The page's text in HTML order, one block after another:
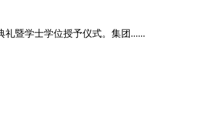
暨学士学位授予仪式。集团......